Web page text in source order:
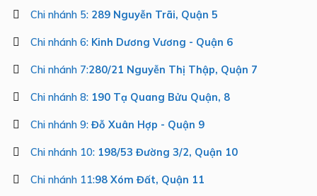
Chi nhánh 5: 289 Nguyễn Trãi, Quận 5
Chi nhánh 6: Kinh Dương Vương - Quận 6
Chi nhánh 7:280/21 Nguyễn Thị Thập, Quận 7
Chi nhánh 8: 190 Tạ Quang Bửu Quận, 8
Chi nhánh 9: Đỗ Xuân Hợp - Quận 9
Chi nhánh 10: 198/53 Đường 3/2, Quận 10
Chi nhánh 11:98 Xóm Đất, Quận 11